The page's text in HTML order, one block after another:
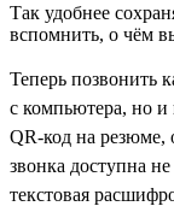
Так удобнее
вспомнить, о чём
Теперь позвонить
с компьютера, но и
QR-код на резюме,
звонка доступна
текстовая